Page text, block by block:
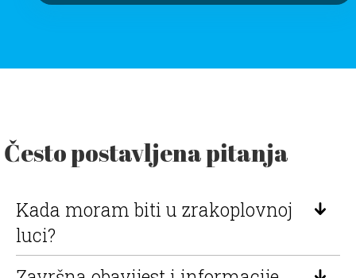
Često postavljena pitanja
Kada moram biti u zrakoplovnoj
luci?